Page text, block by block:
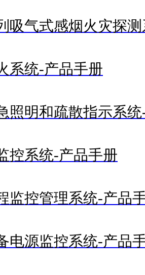
吸气式感烟火灾探
系统-产品手册
照明和疏散指示系
控系统-产品手册
监控管理系统-产品
电源监控系统-产品